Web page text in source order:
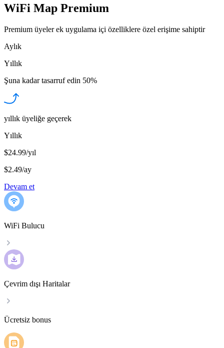
WiFi Map Premium
Premium üyeler ek uygulama içi özelliklere özel erişime sahiptir
Aylık
Yıllık
Şuna kadar tasarruf edin 50%
yıllık üyeliğe geçerek
Yıllık
$24.99/yıl
$2.49/ay
Devam et
WiFi Bulucu
Çevrim dışı Haritalar
Ücretsiz bonus